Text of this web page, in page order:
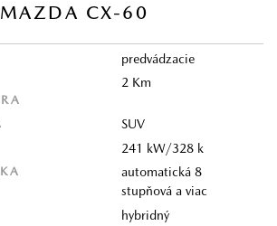
MAZDA CX-60
predvádzacie
2 Km
SUV
241 kW/328 k
automatická 8
stupňová a viac
hybridný